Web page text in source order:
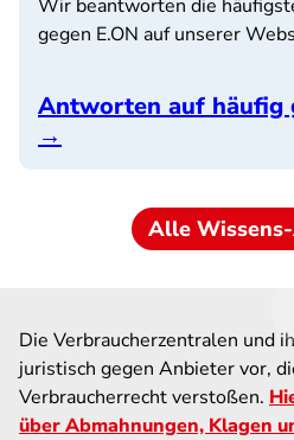
Wir beantworten die
gegen E.ON auf unserer
Antworten auf häufig
→
Alle
Die Verbraucherzentralen und
juristisch gegen Anbieter vor,
Verbraucherrecht verstoßen.
über Abmahnungen, Klagen